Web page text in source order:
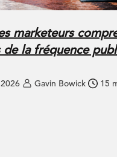
marketeurs
de la fréquence
Gavin Bowick 15